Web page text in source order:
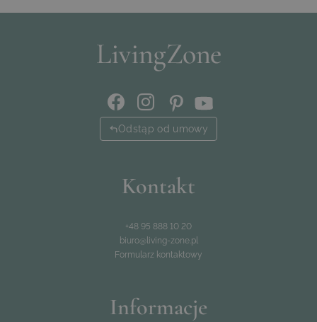
Odstąp od umowy
Kontakt
+48 95 888 10 20
biuro@living-zone.pl
Formularz kontaktowy
Informacje